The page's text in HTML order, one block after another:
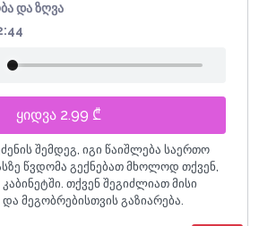
და ზღვა
ყიდვა 2.99 ₾
შემდეგ, იგი წაიშლება საერთო
წვდომა გექნებათ მხოლოდ თქვენ,
თქვენ შეგიძლიათ მისი
მეგობრებისთვის გაზიარება.